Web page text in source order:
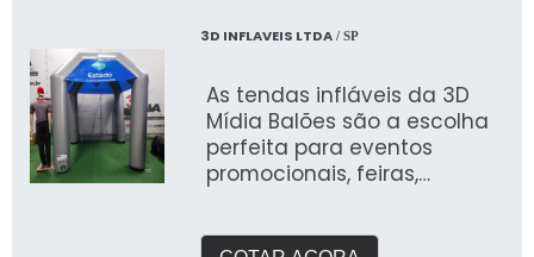
3D INFLAVEIS LTDA/ SP
As tendas infláveis da 3D
Mídia Balões são a escolha
perfeita para eventos
promocionais, feiras,